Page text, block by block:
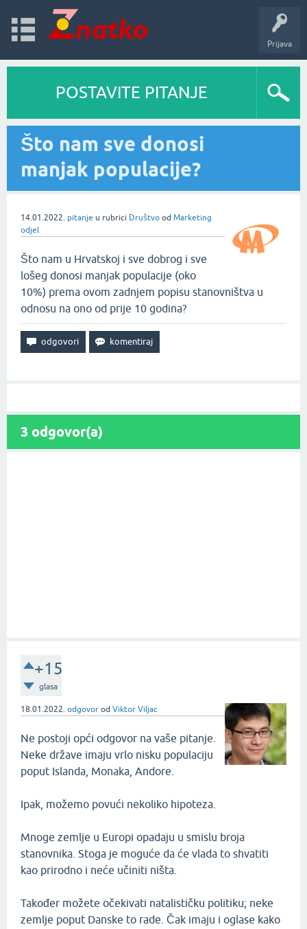
Prijava
POSTAVITE PITANJE
Što nam sve donosi
manjak populacije?
14.01.2022. pitanje u rubrici Društvo od Marketing
odjel
Što nam u Hrvatskoj i sve dobrog i sve
lošeg donosi manjak populacije (oko
10%) prema ovom zadnjem popisu stanovništva u
odnosu na ono od prije 10 godina?
3 odgovor(a)
+15
glasa
18.01.2022. odgovor od Viktor Viljac
Ne postoji opći odgovor na vaše pitanje.
Neke države imaju vrlo nisku populaciju
poput Islanda, Monaka, Andore.
Ipak, možemo povući nekoliko hipoteza.
Mnoge zemlje u Europi opadaju u smislu broja
stanovnika. Stoga je moguće da će vlada to shvatiti
kao prirodno i neće učiniti ništa.
Također možete očekivati ​​natalističku politiku; neke
zemlje poput Danske to rade. Čak imaju i oglase kako